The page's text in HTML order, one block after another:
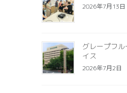
2026年7月13日
グレープフ
イス
2026年7月2日